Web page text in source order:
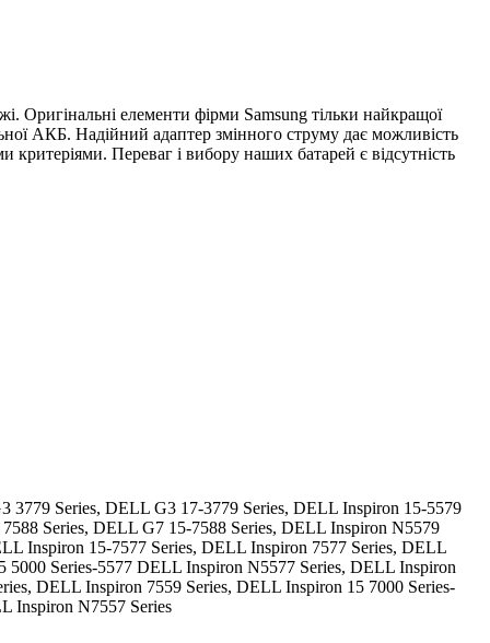
Оригінальні елементи фірми Samsung тільки найкращої
АКБ. Надійний адаптер змінного струму дає можливість
критеріями. Переваг і вибору наших батарей є відсутність
Series, DELL G3 17-3779 Series, DELL Inspiron 15-5579
Series, DELL G7 15-7588 Series, DELL Inspiron N5579
Inspiron 15-7577 Series, DELL Inspiron 7577 Series, DELL
Series-5577 DELL Inspiron N5577 Series, DELL Inspiron
DELL Inspiron 7559 Series, DELL Inspiron 15 7000 Series-
Inspiron N7557 Series